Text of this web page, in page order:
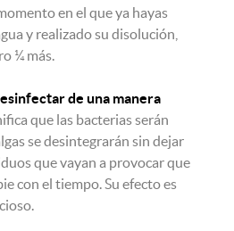
en el que ya hayas
y realizado su disolución,
¼ más.
de una manera
que las bacterias serán
se desintegrarán sin dejar
que vayan a provocar que
con el tiempo. Su efecto es